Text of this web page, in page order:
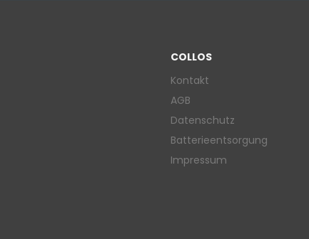
COLLOS
Kontakt
AGB
Datenschutz
Batterieentsorgung
Impressum